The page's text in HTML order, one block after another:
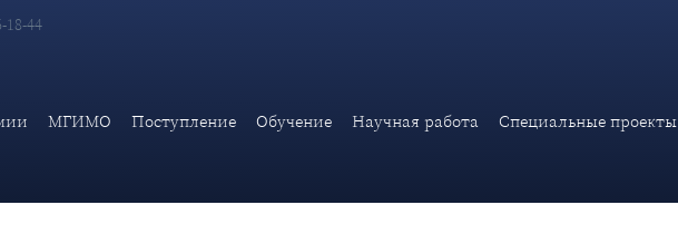
18-44
МГИМО Поступление Обучение Научная работа Специальные проекты
с Послом Пакистана М.Х.Джамали